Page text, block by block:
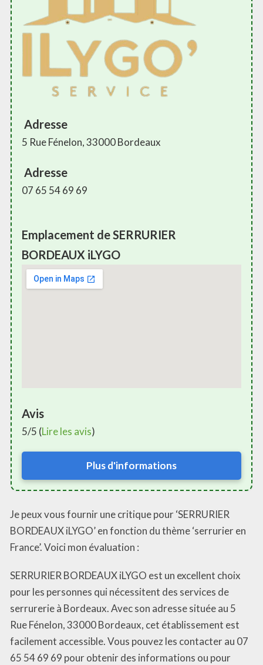
Adresse
5 Rue Fénelon, 33000 Bordeaux
Adresse
07 65 54 69 69
Emplacement de SERRURIER
BORDEAUX iLYGO
Avis
5/5 (Lire les avis)
Plus d'informations
Je peux vous fournir une critique pour ‘SERRURIER
BORDEAUX iLYGO’ en fonction du thème ‘serrurier en
France’. Voici mon évaluation :
SERRURIER BORDEAUX iLYGO est un excellent choix
pour les personnes qui nécessitent des services de
serrurerie à Bordeaux. Avec son adresse située au 5
Rue Fénelon, 33000 Bordeaux, cet établissement est
facilement accessible. Vous pouvez les contacter au 07
65 54 69 69 pour obtenir des informations ou pour